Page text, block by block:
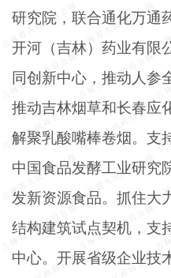
研究院，联合通化万通
开河（吉林）药业有限
同创新中心，推动人参
推动吉林烟草和长春应
解聚乳酸嘴棒卷烟。支
中国食品发酵工业研究
发新资源食品。抓住大
结构建筑试点契机，支
中心。开展省级企业技